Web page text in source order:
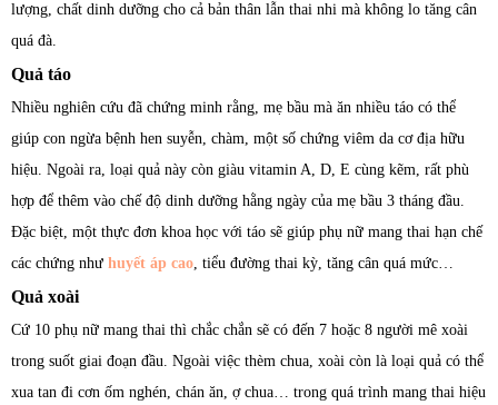
lượng, chất dinh dưỡng cho cả bản thân lẫn thai nhi mà không lo tăng cân
quá đà.
Quả táo
Nhiều nghiên cứu đã chứng minh rằng, mẹ bầu mà ăn nhiều táo có thể
giúp con ngừa bệnh hen suyễn, chàm, một số chứng viêm da cơ địa hữu
hiệu. Ngoài ra, loại quả này còn giàu vitamin A, D, E cùng kẽm, rất phù
hợp để thêm vào chế độ dinh dưỡng hằng ngày của mẹ bầu 3 tháng đầu.
Đặc biệt, một thực đơn khoa học với táo sẽ giúp phụ nữ mang thai hạn chế
các chứng như huyết áp cao, tiểu đường thai kỳ, tăng cân quá mức…
Quả xoài
Cứ 10 phụ nữ mang thai thì chắc chắn sẽ có đến 7 hoặc 8 người mê xoài
trong suốt giai đoạn đầu. Ngoài việc thèm chua, xoài còn là loại quả có thể
xua tan đi cơn ốm nghén, chán ăn, ợ chua… trong quá trình mang thai hiệu